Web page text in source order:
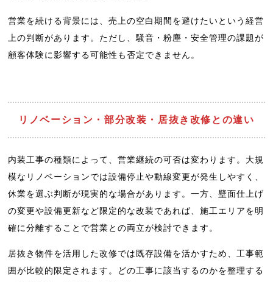
営業を続ける背景には、売上の空白期間を避けたいという経営
上の判断があります。ただし、騒音・粉塵・安全管理の課題が
顧客体験に影響する可能性も否定できません。
リノベーション・部分改装・居抜き改修との違い
内装工事の種類によって、営業継続の可否は変わります。大規
模なリノベーションでは設備停止や動線変更が発生しやすく、
休業を選ぶ判断が現実的な場合があります。一方、壁面仕上げ
の変更や設備更新など限定的な改装であれば、施工エリアを明
確に分離することで営業との両立が検討できます。
居抜き物件を活用した改修では既存設備を活かすため、工事範
囲が比較的限定されます。どの工事に該当するのかを整理する